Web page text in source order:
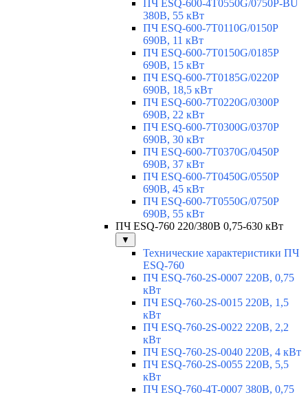
ПЧ ESQ-600-4T0550G/0750P-BU
380В, 55 кВт
ПЧ ESQ-600-7T0110G/0150P
690В, 11 кВт
ПЧ ESQ-600-7T0150G/0185P
690В, 15 кВт
ПЧ ESQ-600-7T0185G/0220P
690В, 18,5 кВт
ПЧ ESQ-600-7T0220G/0300P
690В, 22 кВт
ПЧ ESQ-600-7T0300G/0370P
690В, 30 кВт
ПЧ ESQ-600-7T0370G/0450P
690В, 37 кВт
ПЧ ESQ-600-7T0450G/0550P
690В, 45 кВт
ПЧ ESQ-600-7T0550G/0750P
690В, 55 кВт
ПЧ ESQ-760 220/380В 0,75-630 кВт
▼
Технические характеристики ПЧ
ESQ-760
ПЧ ESQ-760-2S-0007 220В, 0,75
кВт
ПЧ ESQ-760-2S-0015 220В, 1,5
кВт
ПЧ ESQ-760-2S-0022 220В, 2,2
кВт
ПЧ ESQ-760-2S-0040 220В, 4 кВт
ПЧ ESQ-760-2S-0055 220В, 5,5
кВт
ПЧ ESQ-760-4T-0007 380В, 0,75